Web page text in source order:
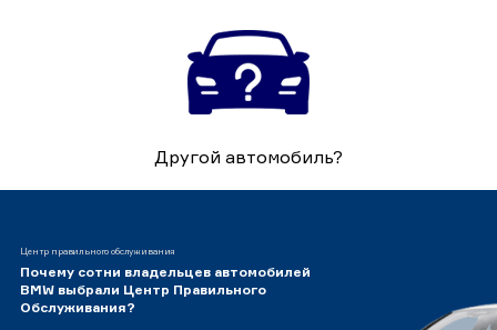
Другой автомобиль?
Центр правильного обслуживания
Почему сотни владельцев автомобилей
BMW выбрали Центр Правильного
Обслуживания?